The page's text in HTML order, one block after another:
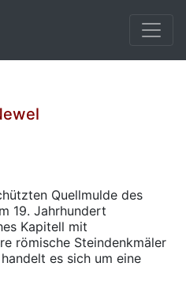
Quellmulde des
19. Jahrhundert
Kapitell mit
römische Steindenkmäler
es sich um eine